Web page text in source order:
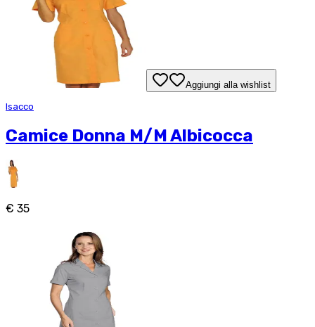
Aggiungi alla wishlist
Isacco
Camice Donna M/M Albicocca
€ 35